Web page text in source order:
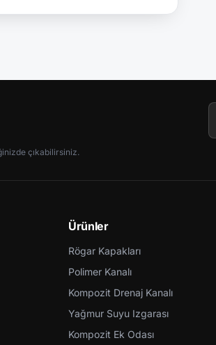
çıkabilirsiniz.
Ürünler
Rögar Kapakları
Polimer Kanalı
Kompozit Drenaj Kanalı
Yağmur Suyu Izgarası
Kompozit Ek Odası